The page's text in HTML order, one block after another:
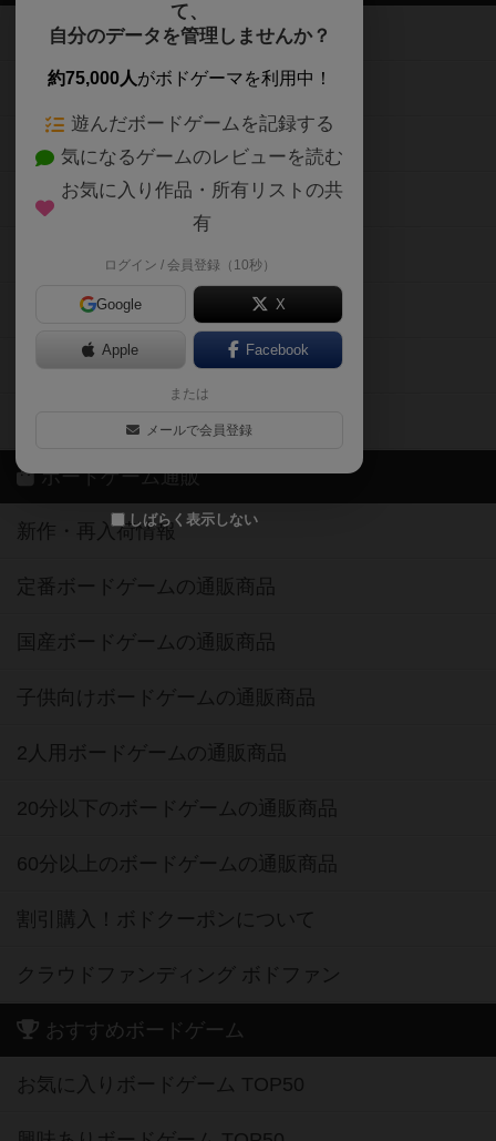
て、
自分のデータを管理しませんか？
約75,000人がボドゲーマを利用中！
遊んだボードゲームを記録する
気になるゲームのレビューを読む
お気に入り作品・所有リストの共
有
ログイン / 会員登録（10秒）
Google X
Apple Facebook
または
メールで会員登録
しばらく表示しない
ボードゲームを検索する
ボードゲームの新着レビュー
ボードゲーム会情報
メカニクス特集
掲示板・トピックス
ボドとも・会員一覧
ボードゲーム業界コラム
ボドゲーマご利用案内
ボードゲーム通販
新作・再入荷情報
定番ボードゲームの通販商品
国産ボードゲームの通販商品
子供向けボードゲームの通販商品
2人用ボードゲームの通販商品
20分以下のボードゲームの通販商品
60分以上のボードゲームの通販商品
割引購入！ボドクーポンについて
クラウドファンディング ボドファン
おすすめボードゲーム
お気に入りボードゲーム TOP50